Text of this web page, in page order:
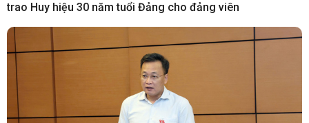
trao Huy hiệu 30 năm tuổi Đảng cho đảng viên